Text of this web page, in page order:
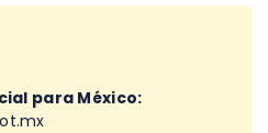
para México: